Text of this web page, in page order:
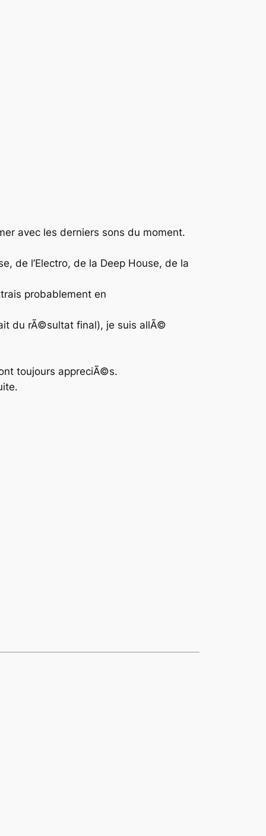
avec les derniers sons du moment.
, de l’Electro, de la Deep House, de la
probablement en
du rÃ©sultat final), je suis allÃ©
toujours appreciÃ©s.